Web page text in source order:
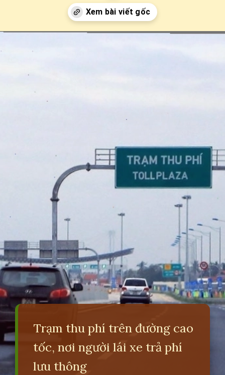
Trạm thu phí trên đường cao
tốc, nơi người lái xe trả phí
lưu thông